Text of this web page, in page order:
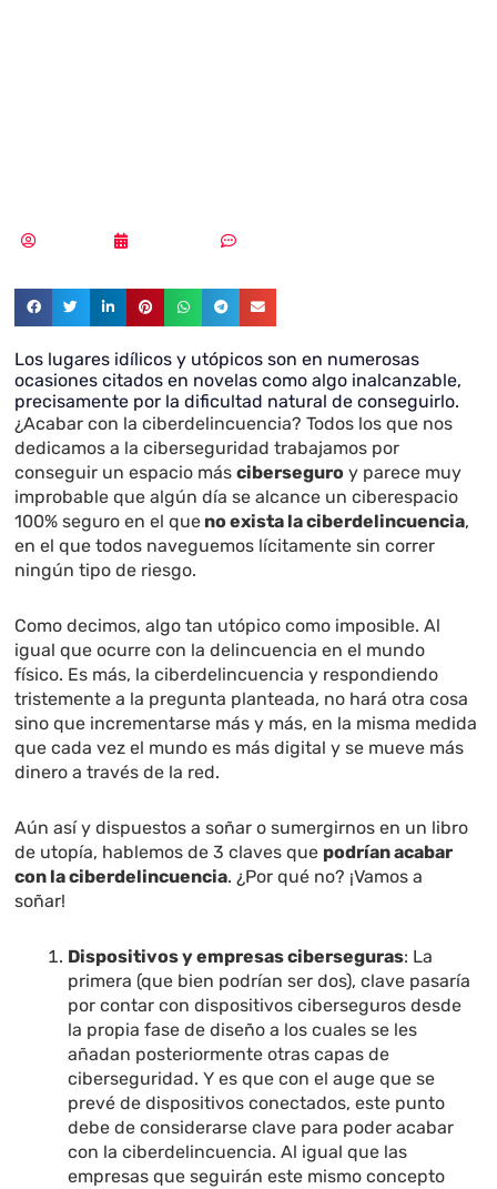
Los lugares idílicos y utópicos son en numerosas
ocasiones citados en novelas como algo inalcanzable,
precisamente por la dificultad natural de conseguirlo.
¿Acabar con la ciberdelincuencia? Todos los que nos
dedicamos a la ciberseguridad trabajamos por
conseguir un espacio másciberseguro y parece muy
improbable que algún día se alcance un ciberespacio
100% seguro en el que no exista la ciberdelincuencia,
en el que todos naveguemos lícitamente sin correr
ningún tipo de riesgo.
Como decimos, algo tan utópico como imposible. Al
igual que ocurre con la delincuencia en el mundo
físico. Es más, la ciberdelincuencia y respondiendo
tristemente a la pregunta planteada, no hará otra cosa
sino que incrementarse más y más, en la misma medida
que cada vez el mundo es más digital y se mueve más
dinero a través de la red.
Aún así y dispuestos a soñar o sumergirnos en un libro
de utopía, hablemos de 3 claves que podrían acabar
con la ciberdelincuencia. ¿Por qué no? ¡Vamos a
soñar!
Dispositivos y empresas ciberseguras: La
primera (que bien podrían ser dos), clave pasaría
por contar con dispositivos ciberseguros desde
la propia fase de diseño a los cuales se les
añadan posteriormente otras capas de
ciberseguridad. Y es que con el auge que se
prevé de dispositivos conectados, este punto
debe de considerarse clave para poder acabar
con la ciberdelincuencia. Al igual que las
empresas que seguirán este mismo concepto